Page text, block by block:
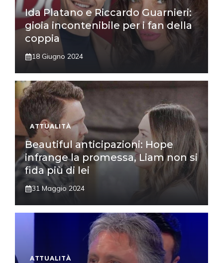
Ida Platano e Riccardo Guarnieri:
gioia incontenibile per i fan della
coppia
18 Giugno 2024
ATTUALITÀ
Beautiful anticipazioni: Hope
infrange la promessa, Liam non si
fida più di lei
31 Maggio 2024
ATTUALITÀ